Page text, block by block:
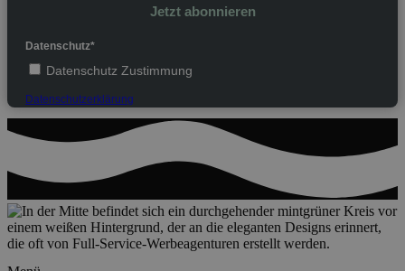
Jetzt abonnieren
Datenschutz*
Datenschutz Zustimmung
Datenschutzerklärung